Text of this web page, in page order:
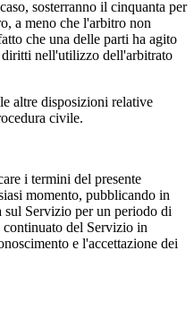
sosterranno il cinquanta per
a meno che l'arbitro non
che una delle parti ha agito
diritti nell'utilizzo dell'arbitrato
altre disposizioni relative
civile.
i termini del presente
momento, pubblicando in
Servizio per un periodo di
del Servizio in
e l'accettazione dei